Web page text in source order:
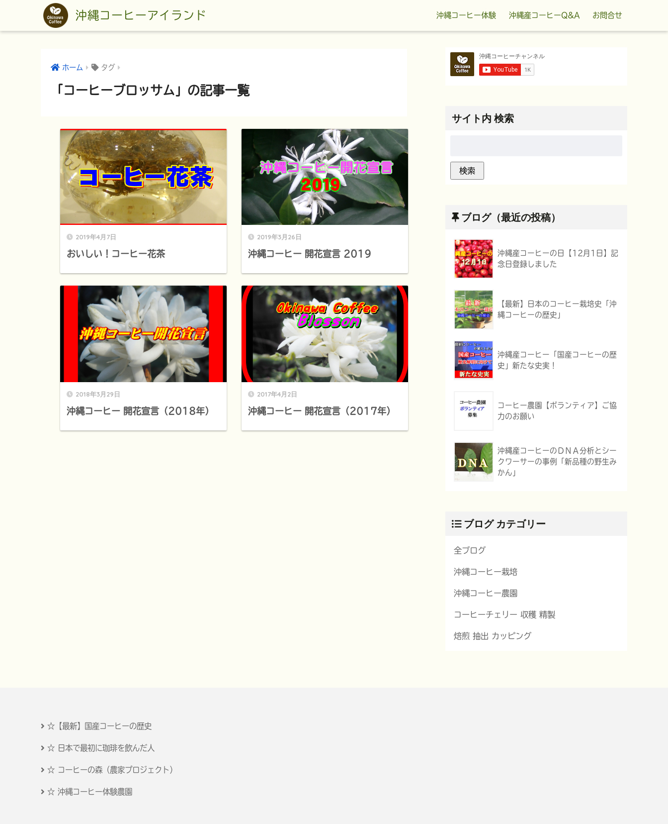
沖縄コーヒーアイランド 沖縄コーヒー体験 沖縄産コーヒーQ&A お問合せ
ホーム タグ
「コーヒーブロッサム」の記事一覧
2019年4月7日
おいしい！コーヒー花茶
2019年3月26日
沖縄コーヒー 開花宣言 2019
2018年3月29日
沖縄コーヒー 開花宣言（2018年）
2017年4月2日
沖縄コーヒー 開花宣言（2017年）
サイト内 検索
ブログ（最近の投稿）
沖縄産コーヒーの日【12月1日】記
念日登録しました
【最新】日本のコーヒー栽培史「沖
縄コーヒーの歴史」
沖縄産コーヒー「国産コーヒーの歴
史」新たな史実！
コーヒー農園【ボランティア】ご協
力のお願い
沖縄産コーヒーのＤＮＡ分析とシー
クワーサーの事例「新品種の野生み
かん」
ブログ カテゴリー
全ブログ
沖縄コーヒー栽培
沖縄コーヒー農園
コーヒーチェリー 収穫 精製
焙煎 抽出 カッピング
☆【最新】国産コーヒーの歴史
☆ 日本で最初に珈琲を飲んだ人
☆ コーヒーの森（農家プロジェクト）
☆ 沖縄コーヒー体験農園